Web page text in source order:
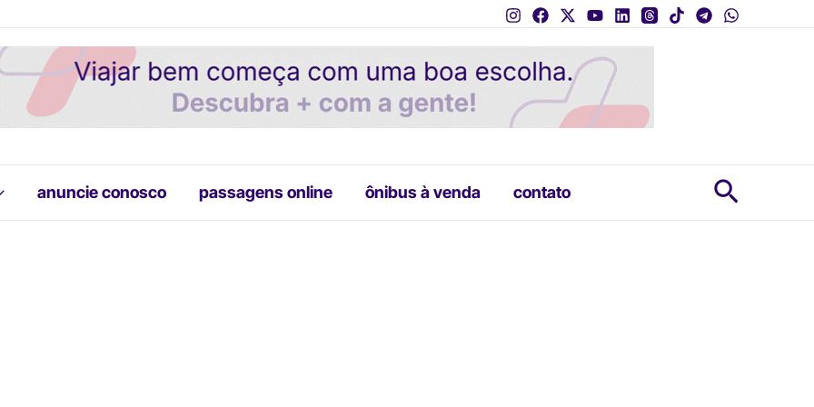
anuncie conosco passagens online ônibus à venda contato